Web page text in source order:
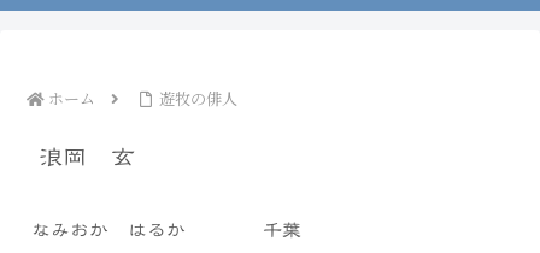
ホーム 遊牧の俳人
浪岡 玄
なみおか はるか 千葉